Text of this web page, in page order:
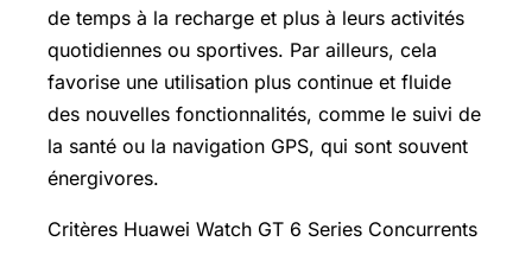
de temps à la recharge et plus à leurs activités
quotidiennes ou sportives. Par ailleurs, cela
favorise une utilisation plus continue et fluide
des nouvelles fonctionnalités, comme le suivi de
la santé ou la navigation GPS, qui sont souvent
énergivores.
Critères Huawei Watch GT 6 Series Concurrents